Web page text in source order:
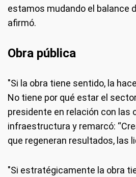
estamos mudando el balance
afirmó.
Obra pública
"Si la obra tiene sentido, la
No tiene por qué estar el
presidente en relación con las
infraestructura y remarcó:
que regeneran resultados, las
"Si estratégicamente la obra